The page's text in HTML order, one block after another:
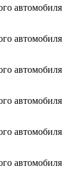
автомобиля
автомобиля
автомобиля
автомобиля
автомобиля
автомобиля